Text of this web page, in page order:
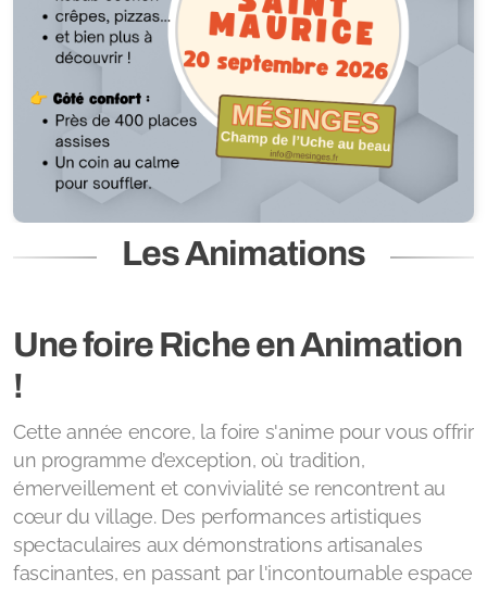
Les Animations
Une foire Riche en Animation
!
Cette année encore, la foire s'anime pour vous offrir
un programme d’exception, où tradition,
émerveillement et convivialité se rencontrent au
cœur du village. Des performances artistiques
spectaculaires aux démonstrations artisanales
fascinantes, en passant par l'incontournable espace